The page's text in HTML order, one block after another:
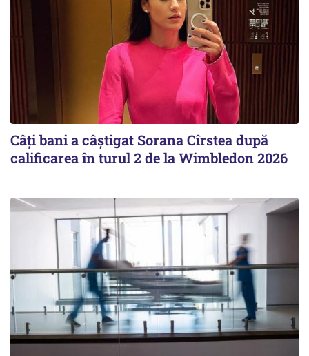
Câți bani a câștigat Sorana Cîrstea după
calificarea în turul 2 de la Wimbledon 2026